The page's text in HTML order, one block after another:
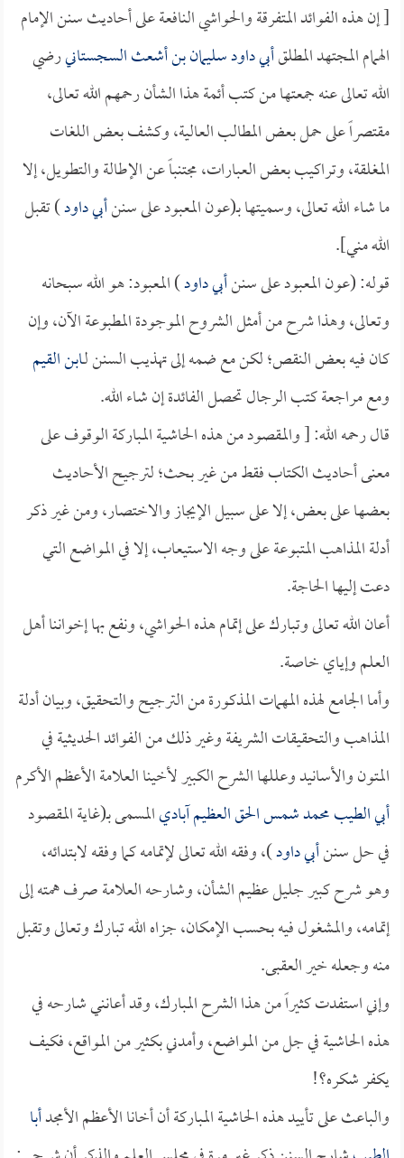
[ إن هذه الفوائد المتفرقة والحواشي النافعة على أحاديث سنن الإمام
الهمام المجتهد المطلقأبي داود سليمان بن أشعث السجستانيرضي
الله تعالى عنه جمعتها من كتب أئمة هذا الشأن رحمهم الله تعالى،
مقتصراً على حمل بعض المطالب العالية، وكشف بعض اللغات
المغلقة، وتراكيب بعض العبارات، مجتنباً عن الإطالة والتطويل، إلا
ما شاء الله تعالى، وسميتها بـ(عون المعبود على سننأبي داود) تقبل
الله مني].
قوله: (عون المعبود على سننأبي داود) المعبود: هو الله سبحانه
وتعالى، وهذا شرح من أمثل الشروح الموجودة المطبوعة الآن، وإن
كان فيه بعض النقص؛ لكن مع ضمه إلى تهذيب السنن لـابن القيم
ومع مراجعة كتب الرجال تحصل الفائدة إن شاء الله.
قال رحمه الله: [ والمقصود من هذه الحاشية المباركة الوقوف على
معنى أحاديث الكتاب فقط من غير بحث؛ لترجيح الأحاديث
بعضها على بعض، إلا على سبيل الإيجاز والاختصار، ومن غير ذكر
أدلة المذاهب المتبوعة على وجه الاستيعاب، إلا في المواضع التي
دعت إليها الحاجة.
أعان الله تعالى وتبارك على إتمام هذه الحواشي، ونفع بها إخواننا أهل
العلم وإياي خاصة.
وأما الجامع لهذه المهمات المذكورة من الترجيح والتحقيق، وبيان أدلة
المذاهب والتحقيقات الشريفة وغير ذلك من الفوائد الحديثية في
المتون والأسانيد وعللها الشرح الكبير لأخينا العلامة الأعظم الأكرم
أبي الطيب محمد شمس الحق العظيم آباديالمسمى بـ(غاية المقصود
في حل سننأبي داود)، وفقه الله تعالى لإتمامه كما وفقه لابتدائه،
وهو شرح كبير جليل عظيم الشأن، وشارحه العلامة صرف همته إلى
إتمامه، والمشغول فيه بحسب الإمكان، جزاه الله تبارك وتعالى وتقبل
منه وجعله خير العقبى.
وإني استفدت كثيراً من هذا الشرح المبارك، وقد أعانني شارحه في
هذه الحاشية في جل من المواضع، وأمدني بكثير من المواقع، فكيف
يكفر شكره؟!
والباعث على تأييد هذه الحاشية المباركة أن أخانا الأعظم الأمجدأبا